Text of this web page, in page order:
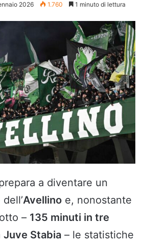
2026 1.760 1 minuto di lettura
a diventare un
dell’Avellino e, nonostante
– 135 minuti in tre
Juve Stabia – le statistiche